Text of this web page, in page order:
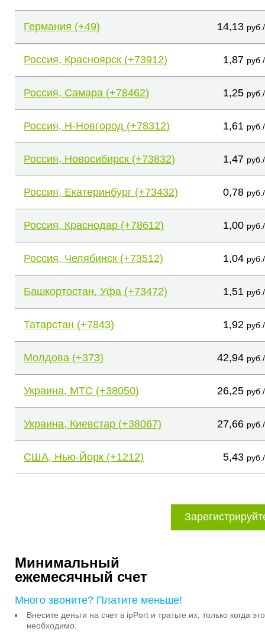
Германия (+49) 14,13
Россия, Красноярск (+73912) 1,87
Россия, Самара (+78462) 1,25
Россия, Н-Новгород (+78312) 1,61
Россия, Новосибирск (+73832) 1,47
Россия, Екатеринбург (+73432) 0,78
Россия, Краснодар (+78612) 1,00
Россия, Челябинск (+73512) 1,04
Башкортостан, Уфа (+73472) 1,51
Татарстан (+7843) 1,92
Молдова (+373) 42,94
Украина, МТС (+38050) 26,25
Украина, Киевстар (+38067) 27,66
США, Нью-Йорк (+1212) 5,43
Минимальный
ежемесячный счет
Много звоните? Платите меньше!
Внесите деньги на счет в ipPort и тратьте их, только когда это
необходимо.